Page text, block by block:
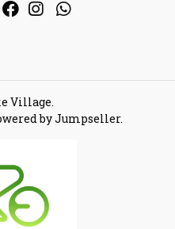
Village.
by Jumpseller.